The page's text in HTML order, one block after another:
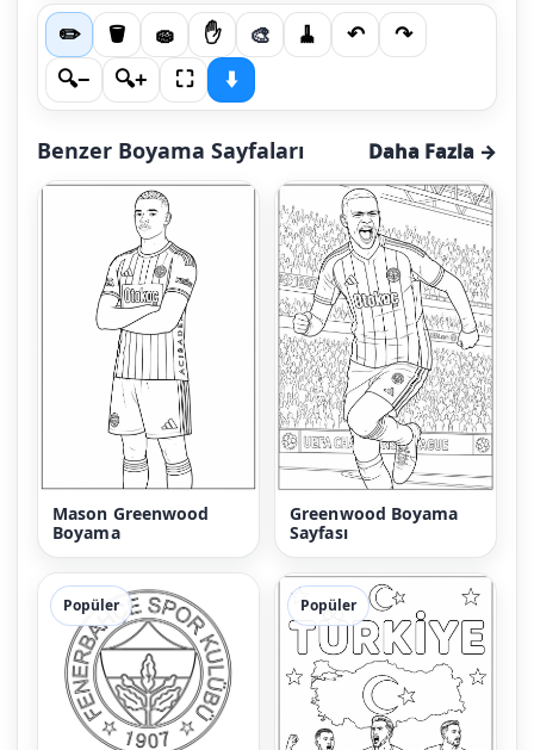
✏️ 🪣 🧽 ✋ 🎨 🧹 ↶
↷
🔍−
🔍+ ⛶ ⬇️
Benzer Boyama Sayfaları Daha Fazla →
Mason Greenwood
Boyama
Greenwood Boyama
Sayfası
Popüler Popüler